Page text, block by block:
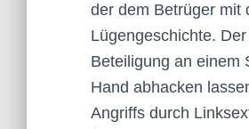
der dem Betrüger mit
Lügengeschichte.
Beteiligung an einem
Hand abhacken
Angriffs durch